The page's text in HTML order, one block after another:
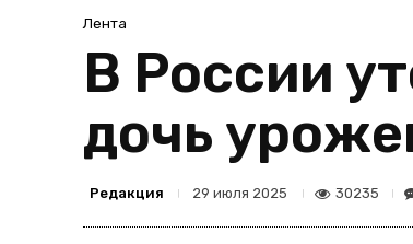
Лента
В России
дочь
Редакция 29 июля 2025 30235